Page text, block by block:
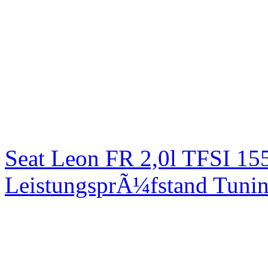
Seat Leon FR 2,0l TFSI
LeistungsprÃ¼fstand